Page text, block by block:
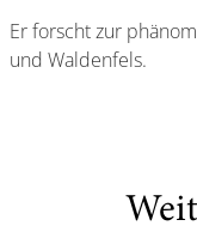
Er forscht zur
und Waldenfels.